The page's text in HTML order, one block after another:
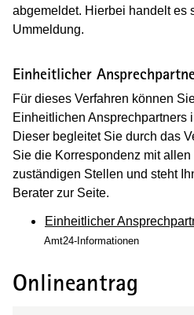
abgemeldet. Hierbei handelt es
Ummeldung.
Einheitlicher
Für dieses Verfahren können
Einheitlichen Ansprechpartners
Dieser begleitet Sie durch das
Sie die Korrespondenz mit allen
zuständigen Stellen und steht
Berater zur Seite.
Einheitlicher
Amt24-Informationen
Onlineantrag